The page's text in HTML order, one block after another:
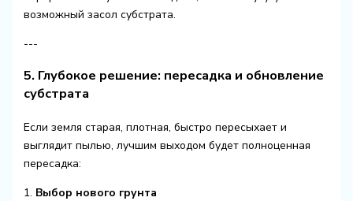
возможный засол субстрата.
---
5. Глубокое решение: пересадка и обновление
субстрата
Если земля старая, плотная, быстро пересыхает и
выглядит пылью, лучшим выходом будет полноценная
пересадка:
1. Выбор нового грунта